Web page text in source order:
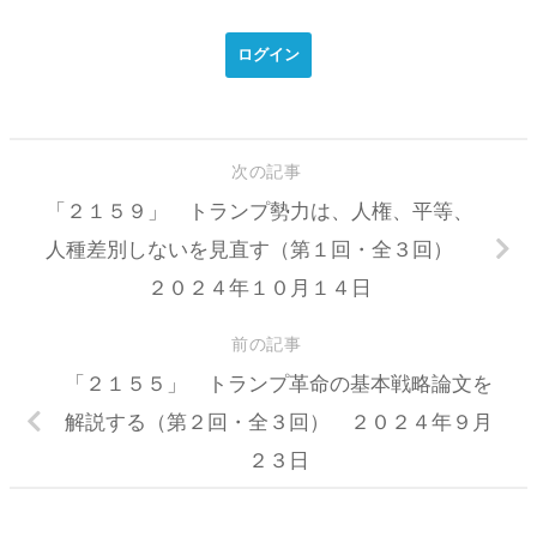
次の記事
「２１５９」 トランプ勢力は、人権、平等、
人種差別しないを見直す（第１回・全３回）
２０２４年１０月１４日
前の記事
「２１５５」 トランプ革命の基本戦略論文を
解説する（第２回・全３回） ２０２４年９月
２３日